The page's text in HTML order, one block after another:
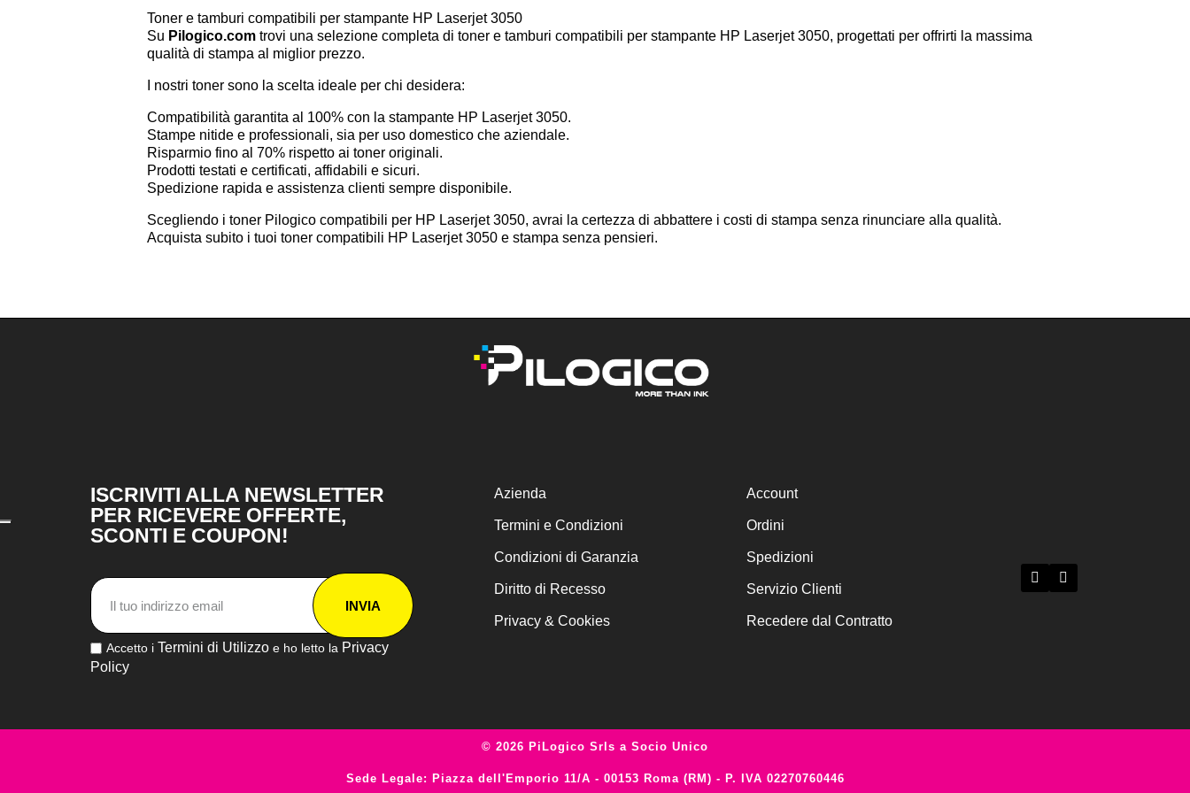
Toner e tamburi compatibili per stampante HP Laserjet 3050
Su Pilogico.com trovi una selezione completa di toner e tamburi compatibili per stampante HP Laserjet 3050, progettati per offrirti la massima
qualità di stampa al miglior prezzo.
I nostri toner sono la scelta ideale per chi desidera:
Compatibilità garantita al 100% con la stampante HP Laserjet 3050.
Stampe nitide e professionali, sia per uso domestico che aziendale.
Risparmio fino al 70% rispetto ai toner originali.
Prodotti testati e certificati, affidabili e sicuri.
Spedizione rapida e assistenza clienti sempre disponibile.
Scegliendo i toner Pilogico compatibili per HP Laserjet 3050, avrai la certezza di abbattere i costi di stampa senza rinunciare alla qualità.
Acquista subito i tuoi toner compatibili HP Laserjet 3050 e stampa senza pensieri.
ISCRIVITI ALLA NEWSLETTER
PER RICEVERE OFFERTE,
SCONTI E COUPON!
INVIA
Accetto i Termini di Utilizzo e ho letto la Privacy
Policy
Azienda
Termini e Condizioni
Condizioni di Garanzia
Diritto di Recesso
Privacy & Cookies
Account
Ordini
Spedizioni
Servizio Clienti
Recedere dal Contratto
© 2026 PiLogico Srls a Socio Unico
Sede Legale: Piazza dell'Emporio 11/A - 00153 Roma (RM) - P. IVA 02270760446